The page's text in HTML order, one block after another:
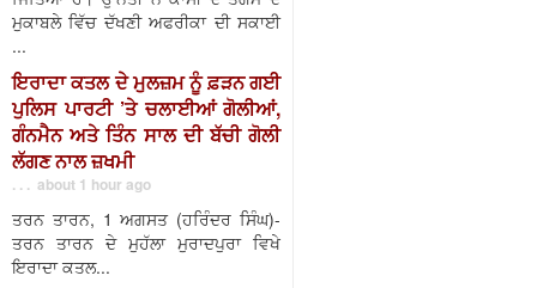
ਮੁਕਾਬਲੇ ਵਿੱਚ ਦੱਖਣੀ ਅਫਰੀਕਾ ਦੀ ਸਕਾਈ
...
ਇਰਾਦਾ ਕਤਲ ਦੇ ਮੁਲਜ਼ਮ ਨੂੰ ਫ਼ੜਨ ਗਈ
ਪੁਲਿਸ ਪਾਰਟੀ ’ਤੇ ਚਲਾਈਆਂ ਗੋਲੀਆਂ,
ਗੰਨਮੈਨ ਅਤੇ ਤਿੰਨ ਸਾਲ ਦੀ ਬੱਚੀ ਗੋਲੀ
ਲੱਗਣ ਨਾਲ ਜ਼ਖਮੀ
. . . about 1 hour ago
ਤਰਨ ਤਾਰਨ, 1 ਅਗਸਤ (ਹਰਿੰਦਰ ਸਿੰਘ)-
ਤਰਨ ਤਾਰਨ ਦੇ ਮੁਹੱਲਾ ਮੁਰਾਦਪੁਰਾ ਵਿਖੇ
ਇਰਾਦਾ ਕਤਲ...